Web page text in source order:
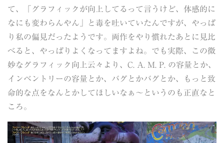
て、「グラフィックが向上してるって言うけど、体感的に
なにも変わらんやん」と毒を吐いていたんですが、やっぱ
り私の偏見だったようです。両作をやり慣れたあとに見比
べると、やっぱりよくなってますよね。でも実際、この微
妙なグラフィック向上云々より、C. A. M. P. の容量とか、
インベントリーの容量とか、バグとかバグとか、もっと致
命的な点をなんとかしてほしいなぁ～というのも正直なと
ころ。